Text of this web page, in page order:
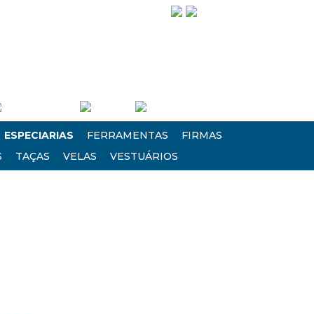
ESPECIARIAS FERRAMENTAS
FIRMAS
TAÇAS VELAS VESTUÁRIOS